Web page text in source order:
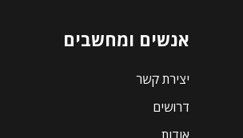
אנשים ומחשבים
יצירת קשר
דרושים